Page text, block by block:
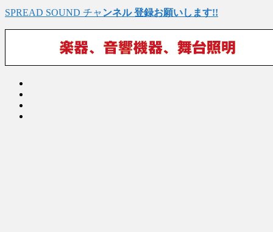
SPREAD SOUND チャ ンネル 登録お願いします!!